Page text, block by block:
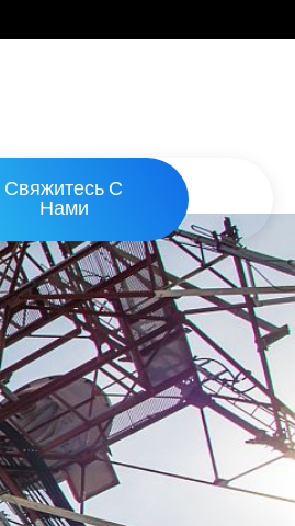
Свяжитесь С
Нами